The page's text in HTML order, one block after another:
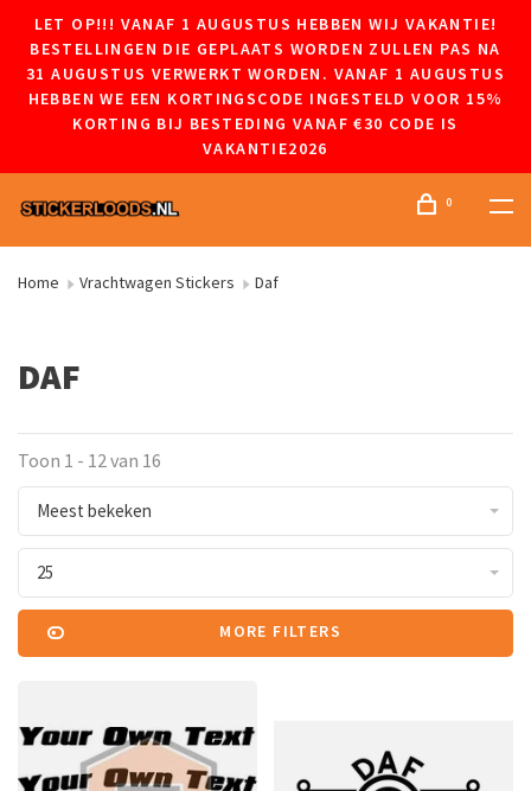
LET OP!!! VANAF 1 AUGUSTUS HEBBEN WIJ VAKANTIE!
BESTELLINGEN DIE GEPLAATS WORDEN ZULLEN PAS NA
31 AUGUSTUS VERWERKT WORDEN. VANAF 1 AUGUSTUS
HEBBEN WE EEN KORTINGSCODE INGESTELD VOOR 15%
KORTING BIJ BESTEDING VANAF €30 CODE IS
VAKANTIE2026
0
Home Vrachtwagen Stickers Daf
DAF
Toon 1 - 12 van 16
Meest bekeken
25
MORE FILTERS